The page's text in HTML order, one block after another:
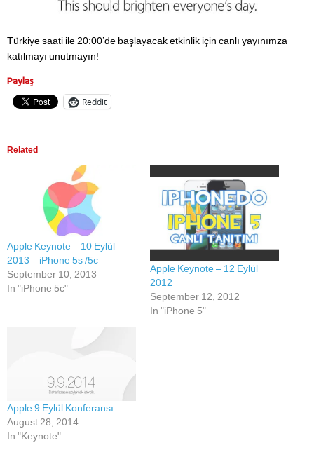
Türkiye saati ile 20:00’de başlayacak etkinlik için canlı yayınımza
katılmayı unutmayın!
Paylaş
Reddit
Related
Apple Keynote – 10 Eylül
2013 – iPhone 5s /5c
September 10, 2013
In "iPhone 5c"
Apple Keynote – 12 Eylül
2012
September 12, 2012
In "iPhone 5"
Apple 9 Eylül Konferansı
August 28, 2014
In "Keynote"